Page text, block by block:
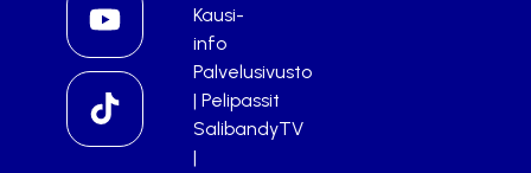
Kausi-
info
Palvelusivusto
| Pelipassit
SalibandyTV
|